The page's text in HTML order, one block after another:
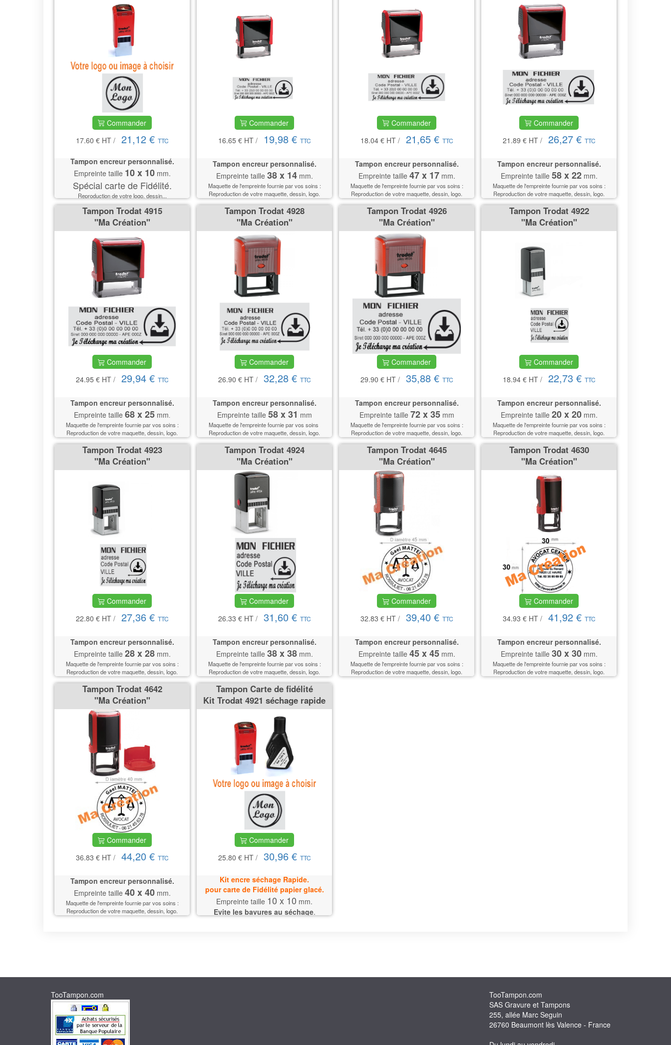
Commander
17.60 € HT/ 21,12 € TTC
Tampon encreur personnalisé.
Empreinte taille 10 x 10mm.
Spécial carte de Fidélité.
Reproduction de votre logo, dessin...
Commander
16.65 € HT/ 19,98 € TTC
Tampon encreur personnalisé.
Empreinte taille 38 x 14mm.
Maquette de l'empreinte fournie par vos soins :
Reproduction de votre maquette, dessin, logo.
Commander
18.04 € HT/ 21,65 € TTC
Tampon encreur personnalisé.
Empreinte taille 47 x 17mm.
Maquette de l'empreinte fournie par vos soins :
Reproduction de votre maquette, dessin, logo.
Commander
21.89 € HT/ 26,27 € TTC
Tampon encreur personnalisé.
Empreinte taille 58 x 22mm.
Maquette de l'empreinte fournie par vos soins :
Reproduction de votre maquette, dessin, logo.
Tampon Trodat 4915
''Ma Création''
Commander
24.95 € HT/ 29,94 € TTC
Tampon encreur personnalisé.
Empreinte taille 68 x 25 mm.
Maquette de l'empreinte fournie par vos soins :
Reproduction de votre maquette, dessin, logo.
Tampon Trodat 4928
''Ma Création''
Commander
26.90 € HT/ 32,28 € TTC
Tampon encreur personnalisé.
Empreinte taille 58 x 31 mm
Maquette de l'empreinte fournie par vos soins
Reproduction de votre maquette, dessin, logo.
Tampon Trodat 4926
''Ma Création''
Commander
29.90 € HT/ 35,88 € TTC
Tampon encreur personnalisé.
Empreinte taille 72 x 35mm
Maquette de l'empreinte fournie par vos soins :
Reproduction de votre maquette, dessin, logo.
Tampon Trodat 4922
''Ma Création''
Commander
18.94 € HT/ 22,73 € TTC
Tampon encreur personnalisé.
Empreinte taille 20 x 20mm.
Maquette de l'empreinte fournie par vos soins :
Reproduction de votre maquette, dessin, logo.
Tampon Trodat 4923
''Ma Création''
Commander
22.80 € HT/ 27,36 € TTC
Tampon encreur personnalisé.
Empreinte taille 28 x 28mm.
Maquette de l'empreinte fournie par vos soins :
Reproduction de votre maquette, dessin, logo.
Tampon Trodat 4924
''Ma Création''
Commander
26.33 € HT/ 31,60 € TTC
Tampon encreur personnalisé.
Empreinte taille 38 x 38mm.
Maquette de l'empreinte fournie par vos soins :
Reproduction de votre maquette, dessin, logo.
Tampon Trodat 4645
''Ma Création''
Commander
32.83 € HT/ 39,40 € TTC
Tampon encreur personnalisé.
Empreinte taille 45 x 45mm.
Maquette de l'empreinte fournie par vos soins :
Reproduction de votre maquette, dessin, logo.
Tampon Trodat 4630
''Ma Création''
Commander
34.93 € HT/ 41,92 € TTC
Tampon encreur personnalisé.
Empreinte taille 30 x 30mm.
Maquette de l'empreinte fournie par vos soins :
Reproduction de votre maquette, dessin, logo.
Tampon Trodat 4642
''Ma Création''
Commander
36.83 € HT/ 44,20 € TTC
Tampon encreur personnalisé.
Empreinte taille 40 x 40mm.
Maquette de l'empreinte fournie par vos soins :
Reproduction de votre maquette, dessin, logo.
Tampon Carte de fidélité
Kit Trodat 4921 séchage rapide
Commander
25.80 € HT/ 30,96 € TTC
Kit encre séchage Rapide.
pour carte de Fidélité papier glacé.
Empreinte taille 10 x 10 mm.
Evite les bavures au séchage.
TooTampon.com
TooTampon.com
SAS Gravure et Tampons
255, allée Marc Seguin
26760 Beaumont lès Valence - France